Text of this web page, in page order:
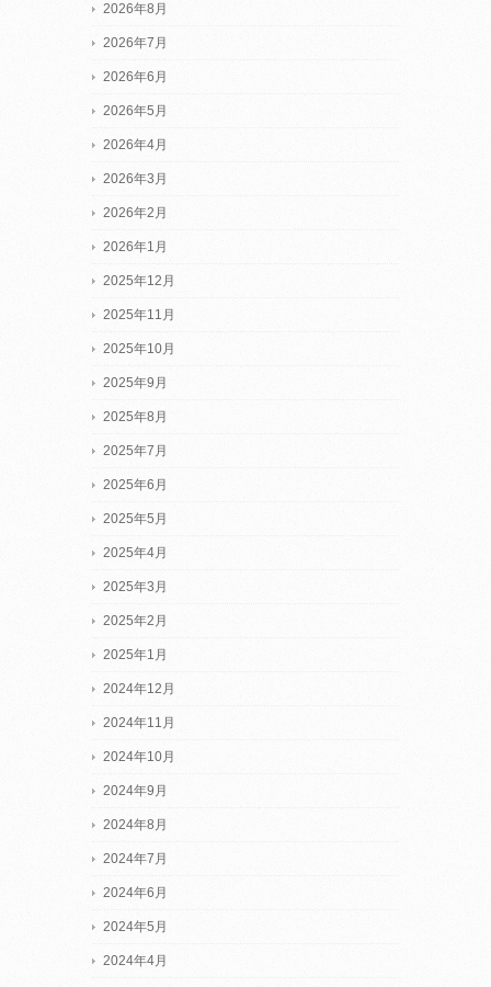
2026年8月
2026年7月
2026年6月
2026年5月
2026年4月
2026年3月
2026年2月
2026年1月
2025年12月
2025年11月
2025年10月
2025年9月
2025年8月
2025年7月
2025年6月
2025年5月
2025年4月
2025年3月
2025年2月
2025年1月
2024年12月
2024年11月
2024年10月
2024年9月
2024年8月
2024年7月
2024年6月
2024年5月
2024年4月